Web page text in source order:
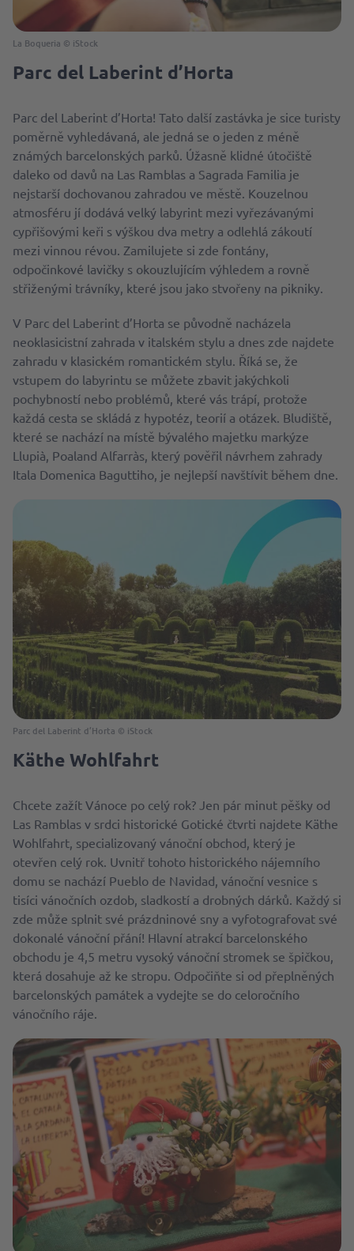
La Boqueria © iStock
Parc del Laberint d’Horta
Parc del Laberint d’Horta! Tato další zastávka je sice turisty
poměrně vyhledávaná, ale jedná se o jeden z méně
známých barcelonských parků. Úžasně klidné útočiště
daleko od davů na Las Ramblas a Sagrada Familia je
nejstarší dochovanou zahradou ve městě. Kouzelnou
atmosféru jí dodává velký labyrint mezi vyřezávanými
cypřišovými keři s výškou dva metry a odlehlá zákoutí
mezi vinnou révou. Zamilujete si zde fontány,
odpočinkové lavičky s okouzlujícím výhledem a rovně
střiženými trávníky, které jsou jako stvořeny na pikniky.
V Parc del Laberint d’Horta se původně nacházela
neoklasicistní zahrada v italském stylu a dnes zde najdete
zahradu v klasickém romantickém stylu. Říká se, že
vstupem do labyrintu se můžete zbavit jakýchkoli
pochybností nebo problémů, které vás trápí, protože
každá cesta se skládá z hypotéz, teorií a otázek. Bludiště,
které se nachází na místě bývalého majetku markýze
Llupià, Poaland Alfarràs, který pověřil návrhem zahrady
Itala Domenica Baguttiho, je nejlepší navštívit během dne.
Parc del Laberint d’Horta © iStock
Käthe Wohlfahrt
Chcete zažít Vánoce po celý rok? Jen pár minut pěšky od
Las Ramblas v srdci historické Gotické čtvrti najdete Käthe
Wohlfahrt, specializovaný vánoční obchod, který je
otevřen celý rok. Uvnitř tohoto historického nájemního
domu se nachází Pueblo de Navidad, vánoční vesnice s
tisíci vánočních ozdob, sladkostí a drobných dárků. Každý si
zde může splnit své prázdninové sny a vyfotografovat své
dokonalé vánoční přání! Hlavní atrakcí barcelonského
obchodu je 4,5 metru vysoký vánoční stromek se špičkou,
která dosahuje až ke stropu. Odpočiňte si od přeplněných
barcelonských památek a vydejte se do celoročního
vánočního ráje.